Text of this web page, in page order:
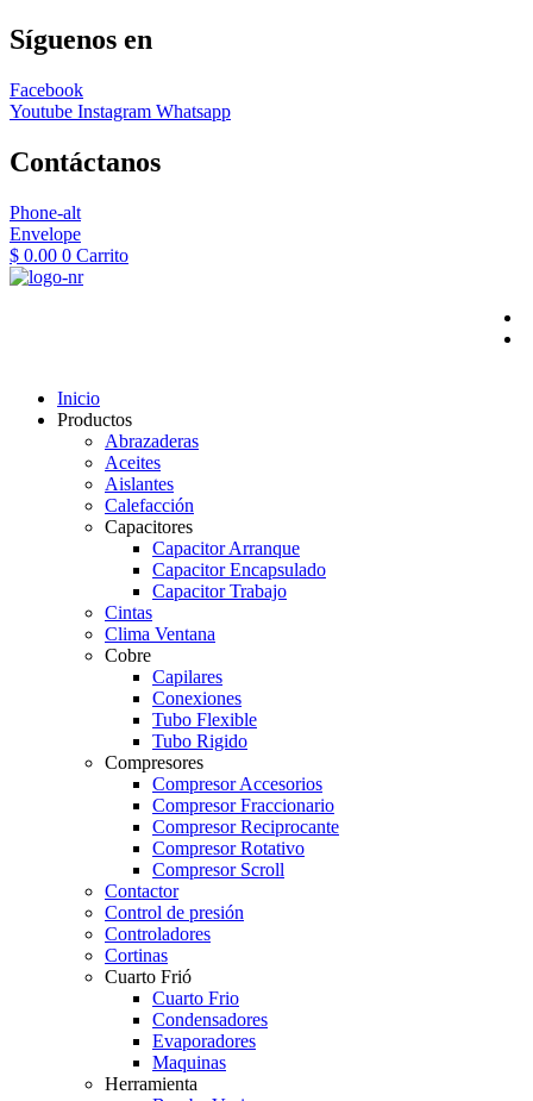
Síguenos en
Facebook
Youtube Instagram Whatsapp
Contáctanos
Phone-alt
Envelope
$ 0.00 0 Carrito
Inicio
Productos
Abrazaderas
Aceites
Aislantes
Calefacción
Capacitores
Capacitor Arranque
Capacitor Encapsulado
Capacitor Trabajo
Cintas
Clima Ventana
Cobre
Capilares
Conexiones
Tubo Flexible
Tubo Rigido
Compresores
Compresor Accesorios
Compresor Fraccionario
Compresor Reciprocante
Compresor Rotativo
Compresor Scroll
Contactor
Control de presión
Controladores
Cortinas
Cuarto Frió
Cuarto Frio
Condensadores
Evaporadores
Maquinas
Herramienta